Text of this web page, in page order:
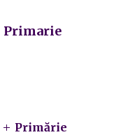
Primarie
Primărie